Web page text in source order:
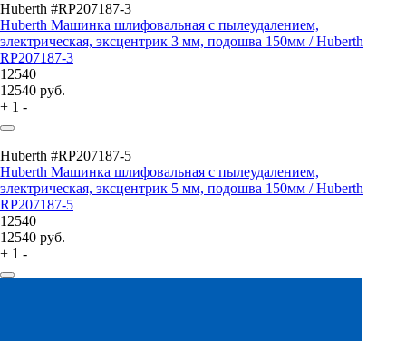
Huberth #RP207187-3
Huberth Машинка шлифовальная с пылеудалением,
электрическая, эксцентрик 3 мм, подошва 150мм / Huberth
RP207187-3
12540
12540 руб.
+ 1 -
Huberth #RP207187-5
Huberth Машинка шлифовальная с пылеудалением,
электрическая, эксцентрик 5 мм, подошва 150мм / Huberth
RP207187-5
12540
12540 руб.
+ 1 -